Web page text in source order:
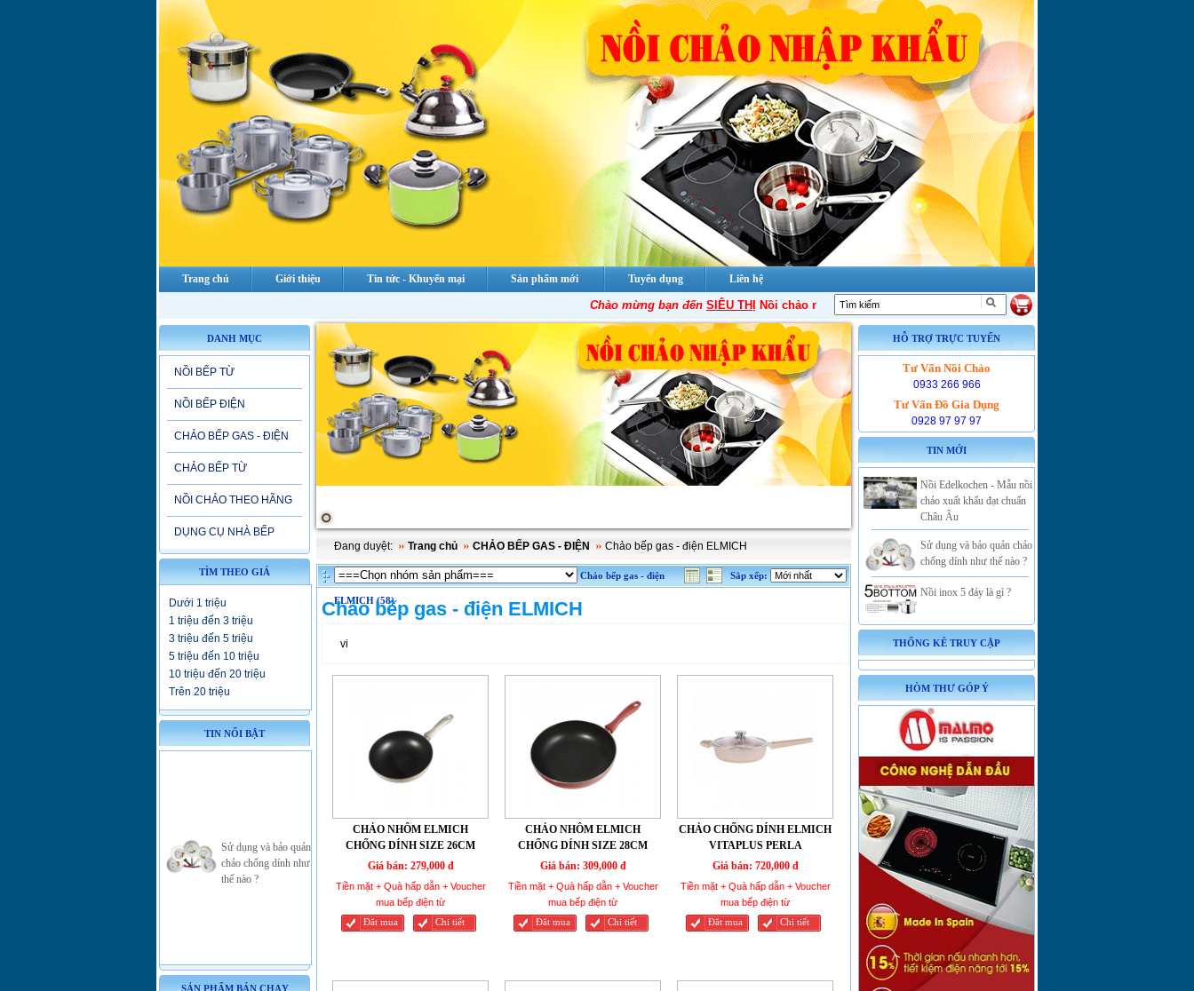
Trang chủ Giới thiệu Tin tức - Khuyến mại Sản phẩm mới Tuyển dụng Liên hệ
Chào mừng bạn đếnSIÊU THỊNồi chảo nhập khẩu Nhật, Hàn Quốc, Tây Ban Nha, Đức, Pháp, Ý lớn nhất Việt Nam !
DANH MỤC
NỒI BẾP TỪ
NỒI BẾP ĐIỆN
CHẢO BẾP GAS - ĐIỆN
CHẢO BẾP TỪ
NỒI CHẢO THEO HÃNG
DỤNG CỤ NHÀ BẾP
TÌM THEO GIÁ
Dưới 1 triệu
1 triệu đến 3 triệu
3 triệu đến 5 triệu
5 triệu đến 10 triệu
10 triệu đến 20 triệu
Trên 20 triệu
TIN NỔI BẬT
chảo chống dính như
thế nào ?
SẢN PHẨM BÁN CHẠY
Đang duyệt: Trang chủ CHẢO BẾP GAS - ĐIỆN Chảo bếp gas - điện ELMICH
Sắp xếp:
Chảo bếp gas - điện
ELMICH (58)
Chảo bếp gas - điện ELMICH
vi
CHẢO NHÔM ELMICH
CHỐNG DÍNH SIZE 26CM
Giá bán: 279,000 đ
Tiền mặt + Quà hấp dẫn + Voucher
mua bếp điện từ
Đăt mua Chi tiết
CHẢO NHÔM ELMICH
CHỐNG DÍNH SIZE 28CM
Giá bán: 309,000 đ
Tiền mặt + Quà hấp dẫn + Voucher
mua bếp điện từ
Đăt mua Chi tiết
CHẢO CHỐNG DÍNH ELMICH
VITAPLUS PERLA
Giá bán: 720,000 đ
Tiền mặt + Quà hấp dẫn + Voucher
mua bếp điện từ
Đăt mua Chi tiết
HỖ TRỢ TRỰC TUYẾN
Tư Vấn Nồi Chảo
0933 266 966
Tư Vấn Đồ Gia Dụng
0928 97 97 97
TIN MỚI
Nồi Edelkochen - Mẫu nồi
chảo xuất khẩu đạt chuẩn
Châu Âu
Sử dụng và bảo quản chảo
chống dính như thế nào ?
Nồi inox 5 đáy là gì ?
THỐNG KÊ TRUY CẬP
HÒM THƯ GÓP Ý